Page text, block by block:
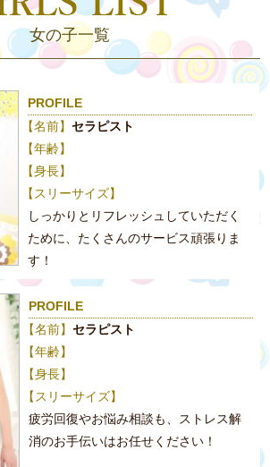
女の子一覧
PROFILE
【名前】セラピスト
【年齢】
【身長】
【スリーサイズ】
しっかりとリフレッシュしていただく
ために、たくさんのサービス頑張りま
す！
PROFILE
【名前】セラピスト
【年齢】
【身長】
【スリーサイズ】
疲労回復やお悩み相談も、ストレス解
消のお手伝いはお任せください！